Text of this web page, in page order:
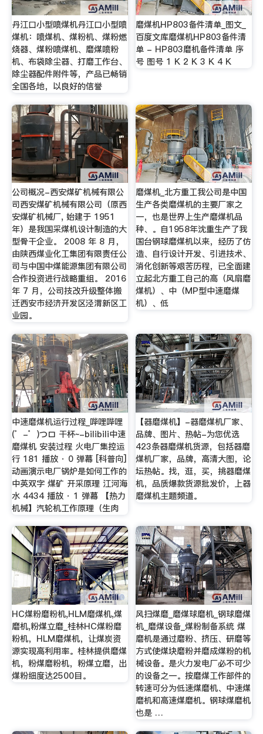
丹江口小型喷煤机丹江口小型喷
煤机：喷煤机、煤粉机、煤粉燃
烧器、煤粉喷煤机、磨煤喷粉
机、布袋除尘器、打磨工作台、
除尘器配件附件等，产品已畅销
全国各地，以良好的信誉
磨煤机HP803备件清单_图文_
百度文库磨煤机HP803备件清
单 - HP803磨机备件清单 序
号 图号 1 K 2 K 3 K 4 K
公司概况-西安煤矿机械有限公
司西安煤矿机械有限公司（原西
安煤矿机械厂, 始建于 1951
年）是我国采煤机设计制造的大
型骨干企业。 2008 年 8 月，
由陕西煤业化工集团有限责任公
司与中国中煤能源集团有限公司
合作投资进行战略重组。 2016
年 7 月，公司技改升级整体搬
迁西安市经济开发区泾渭新区工
业园。
磨煤机_北方重工我公司是中国
生产各类磨煤机的主要厂家之
一，也是世界上生产磨煤机品
种、。自1958年沈重生产了我
国台钢球磨煤机以来，经历了仿
造、自行设计开发、引进技术、
消化创新等艰苦历程，已全面建
立起北方重工自己的高（风扇磨
煤机）、中（MP型中速磨煤
机）、低
中速磨煤机运行过程_哔哩哔哩
(゜-゜)つロ 干杯~-bilibili中速
磨煤机 安装过程 火电厂集控运
行 181 播放 · 0 弹幕 [科普向]
动画演示电厂锅炉是如何工作的
中英双字 煤矿 开采原理 江河海
水 4434 播放 · 1 弹幕 【热力
机械】汽轮机工作原理（生肉
【器磨煤机】-器磨煤机厂家、
品牌、图片、热帖-为您优选
423条器磨煤机货源，包括器磨
煤机厂家，品牌，高清大图，论
坛热帖。找，逛，买，挑器磨煤
机，品质爆款货源批发价，上器
磨煤机主题频道。
HC煤粉磨粉机,HLM磨煤机,煤
磨机,粉煤立磨_桂林HC煤粉磨
粉机，HLM磨煤机，让煤炭资
源实现高利用率。桂林提供磨煤
机，粉煤磨粉机，粉煤立磨，出
煤粉细度达2500目。
风扫煤磨_磨煤球磨机_钢球磨煤
机_磨煤设备_煤粉制备系统 煤
磨机是通过磨粉、挤压、研磨等
方式使煤块磨粉并磨成煤粉的机
械设备。是火力发电厂必不可少
的设备之一。按磨煤工作部件的
转速可分为低速煤磨机、中速煤
磨机和高速煤磨机。钢球煤磨机
也是 …